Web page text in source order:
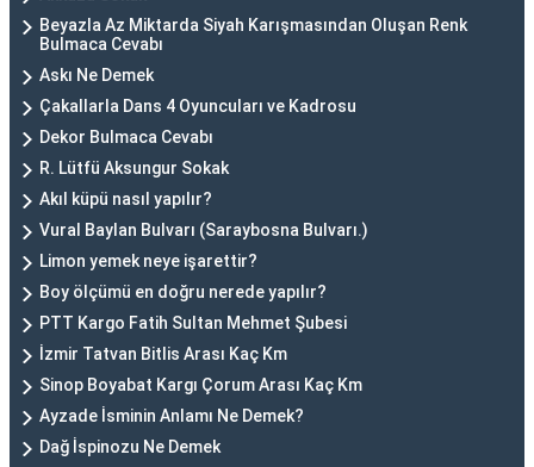
Beyazla Az Miktarda Siyah Karışmasından Oluşan Renk
Bulmaca Cevabı
Askı Ne Demek
Çakallarla Dans 4 Oyuncuları ve Kadrosu
Dekor Bulmaca Cevabı
R. Lütfü Aksungur Sokak
Akıl küpü nasıl yapılır?
Vural Baylan Bulvarı (Saraybosna Bulvarı.)
Limon yemek neye işarettir?
Boy ölçümü en doğru nerede yapılır?
PTT Kargo Fatih Sultan Mehmet Şubesi
İzmir Tatvan Bitlis Arası Kaç Km
Sinop Boyabat Kargı Çorum Arası Kaç Km
Ayzade İsminin Anlamı Ne Demek?
Dağ İspinozu Ne Demek